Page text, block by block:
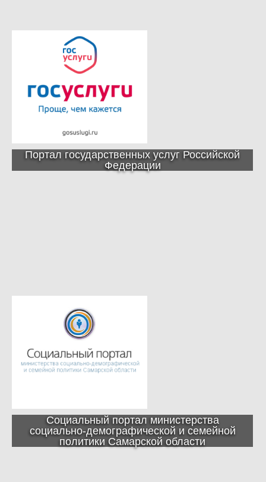
Портал государственных услуг Российской
Федерации
Социальный портал министерства
социально-демографической и семейной
политики Самарской области